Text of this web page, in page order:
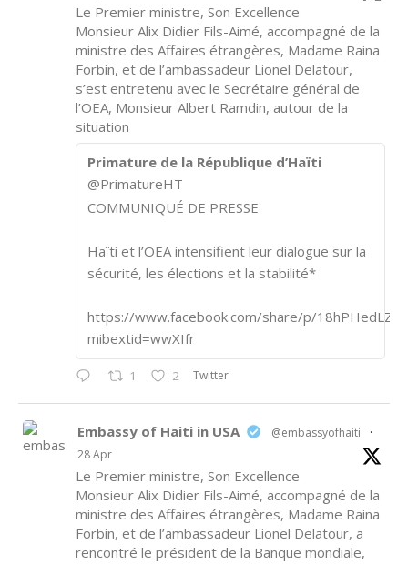
Le Premier ministre, Son Excellence
Monsieur Alix Didier Fils-Aimé, accompagné de la
ministre des Affaires étrangères, Madame Raina
Forbin, et de l’ambassadeur Lionel Delatour,
s’est entretenu avec le Secrétaire général de
l’OEA, Monsieur Albert Ramdin, autour de la
situation
Primature de la République d’Haïti
@PrimatureHT
COMMUNIQUÉ DE PRESSE
Haïti et l’OEA intensifient leur dialogue sur la
sécurité, les élections et la stabilité*
https://www.facebook.com/share/p/18hPHedLZA/
mibextid=wwXIfr
1 2 Twitter
Embassy of Haiti in USA @embassyofhaiti
·
28 Apr
Le Premier ministre, Son Excellence
Monsieur Alix Didier Fils-Aimé, accompagné de la
ministre des Affaires étrangères, Madame Raina
Forbin, et de l’ambassadeur Lionel Delatour, a
rencontré le président de la Banque mondiale,